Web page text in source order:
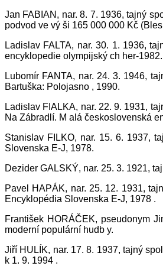
Jan FABIAN, nar. 8. 7. 1936, tajný
podvod ve vý ši 165 000 000 Kč
Ladislav FALTA, nar. 30. 1. 1936,
encyklopedie olympijský ch her-1982.
Lubomír FANTA, nar. 24. 3. 1946,
Bartuška: Polojasno , 1990.
Ladislav FIALKA, nar. 22. 9. 1931,
Na Zábradlí. M alá československá
Stanislav FILKO, nar. 15. 6. 1937,
Slovenska E-J, 1978.
Dezider GALSKÝ, nar. 25. 3. 1921,
Pavel HAPÁK, nar. 25. 12. 1931,
Encyklopédia Slovenska E-J, 1978 .
František HORÁČEK, pseudonym
moderní populární hudb y.
Jiří HULÍK, nar. 17. 8. 1937, tajný
k 1. 9. 1994 .